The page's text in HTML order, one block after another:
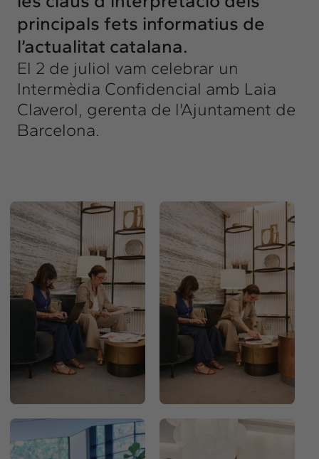
principals fets informatius de
l’actualitat catalana.
El 2 de juliol vam celebrar un
Intermèdia Confidencial amb Laia
Claverol, gerenta de l'Ajuntament de
Barcelona.